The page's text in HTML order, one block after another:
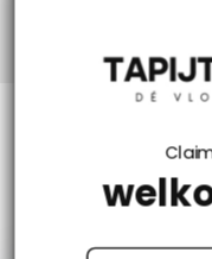
Mijn account